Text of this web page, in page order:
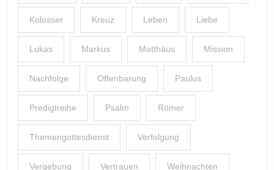
Kolosser Kreuz Leben Liebe
Lukas Markus Matthäus Mission
Nachfolge Offenbarung Paulus
Predigtreihe Psalm Römer
Themengottesdienst Verfolgung
Vergebung Vertrauen Weihnachten